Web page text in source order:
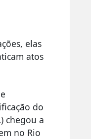
elas
atos
do
chegou a
no Rio